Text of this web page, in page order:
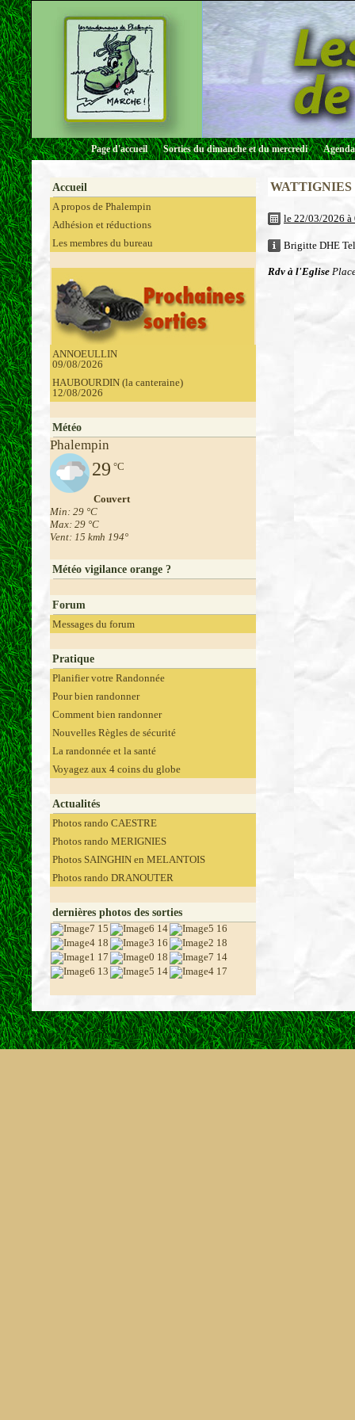
Page d'accueil Sorties du dimanche et du mercredi
Accueil
A propos de Phalempin
Adhésion et réductions
Les membres du bureau
ANNOEULLIN
09/08/2026
HAUBOURDIN (la canteraine)
12/08/2026
Météo
Phalempin
29 °C
Couvert
Min: 29 °C
Max: 29 °C
Vent: 15 kmh 194°
Météo vigilance orange ?
Forum
Messages du forum
Pratique
Planifier votre Randonnée
Pour bien randonner
Comment bien randonner
Nouvelles Règles de sécurité
La randonnée et la santé
Voyagez aux 4 coins du globe
Actualités
Photos rando CAESTRE
Photos rando MERIGNIES
Photos SAINGHIN en MELANTOIS
Photos rando DRANOUTER
dernières photos des sorties
WATTIGNIES
le 22/03/2026 à
Brigitte DHE
Rdv à l'Eglise